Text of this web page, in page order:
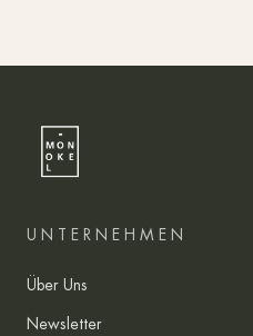
UNTERNEHMEN
Über Uns
Newsletter